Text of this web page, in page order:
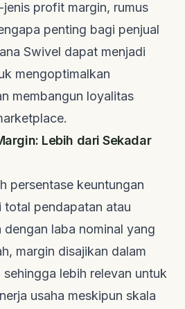
profit margin, rumus
penting bagi penjual
Swivel dapat menjadi
mengoptimalkan
membangun loyalitas
Lebih dari Sekadar
persentase keuntungan
pendapatan atau
dengan laba nominal yang
margin disajikan dalam
lebih relevan untuk
usaha meskipun skala